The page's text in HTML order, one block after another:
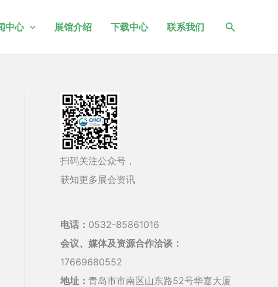
中心 展馆介绍 下载中心 联系我们
搜
扫码关注公众号，
获知更多展会资讯
电话： 0532-85861016
会议、媒体及资源合作洽谈：
17669680552
地址： 青岛市市南区山东路52号华嘉大厦